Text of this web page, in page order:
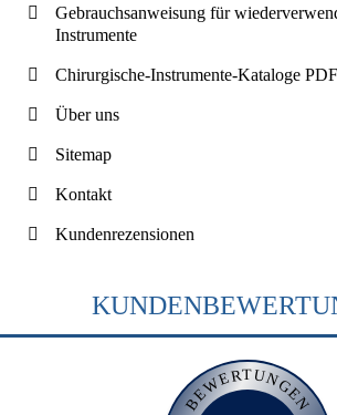
Gebrauchsanweisung für
Instrumente
Chirurgische-Instrumente-Kataloge PDF
Über uns
Sitemap
Kontakt
Kundenrezensionen
BEWERTUNGEN